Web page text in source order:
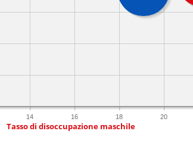
14 16 18 20
Tasso di disoccupazione maschile